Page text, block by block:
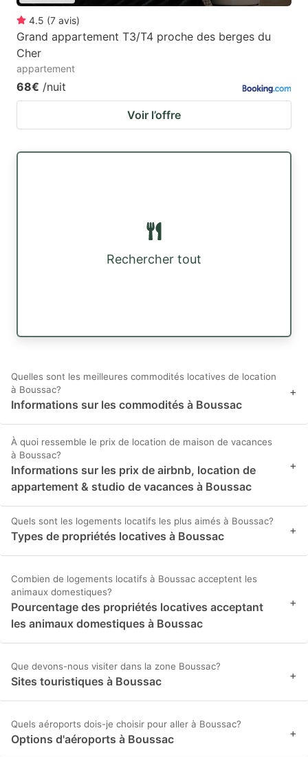
4.5 (7 avis)
Grand appartement T3/T4 proche des berges du
Cher
appartement
68€ /nuit
Voir l’offre
Rechercher tout
Quelles sont les meilleures commodités locatives de location
à Boussac?
Informations sur les commodités à Boussac
+
À quoi ressemble le prix de location de maison de vacances
à Boussac?
Informations sur les prix de airbnb, location de
appartement & studio de vacances à Boussac
+
Quels sont les logements locatifs les plus aimés à Boussac?
Types de propriétés locatives à Boussac +
Combien de logements locatifs à Boussac acceptent les
animaux domestiques?
Pourcentage des propriétés locatives acceptant
les animaux domestiques à Boussac
+
Que devons-nous visiter dans la zone Boussac?
Sites touristiques à Boussac +
Quels aéroports dois-je choisir pour aller à Boussac?
Options d'aéroports à Boussac +